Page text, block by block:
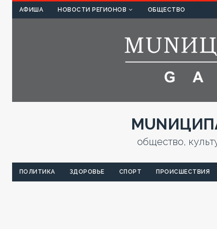
АФИША НОВОСТИ РЕГИОНОВ ОБЩЕСТВО
общество,
ПОЛИТИКА ЗДОРОВЬЕ СПОРТ ПРОИСШЕСТВИЯ